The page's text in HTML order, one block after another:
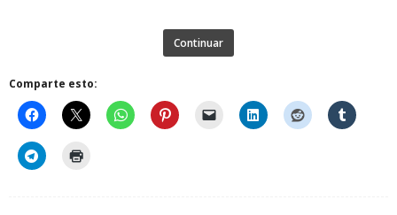
Continuar
Comparte esto: